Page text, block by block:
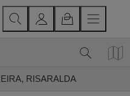
RISARALDA